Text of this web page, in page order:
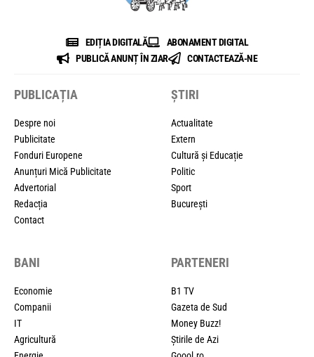
EDIȚIA DIGITALĂ
ABONAMENT DIGITAL
PUBLICĂ ANUNȚ ÎN ZIAR
CONTACTEAZĂ-NE
PUBLICAȚIA
Despre noi
Publicitate
Fonduri Europene
Anunțuri Mică Publicitate
Advertorial
Redacția
Contact
ȘTIRI
Actualitate
Extern
Cultură și Educație
Politic
Sport
București
BANI
Economie
Companii
IT
Agricultură
PARTENERI
B1 TV
Gazeta de Sud
Money Buzz!
Știrile de Azi